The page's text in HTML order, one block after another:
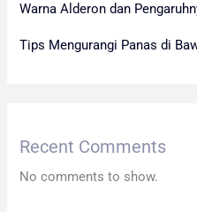
Warna Alderon dan
Tips Mengurangi Panas di
Recent Comments
No comments to show.